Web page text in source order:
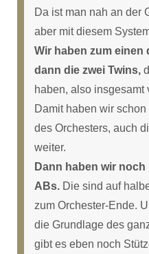
Da ist man nah an der
aber mit diesem
Wir haben zum einen
dann die zwei Twins,
haben, also
Damit haben wir
des Orchesters, auch
weiter.
Dann haben wir
ABs. Die sind auf
zum Orchester-Ende.
die Grundlage des
gibt es eben noch